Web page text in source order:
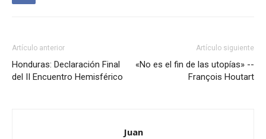
Artículo anterior
Honduras: Declaración Final
del II Encuentro Hemisférico
Artículo siguiente
«No es el fin de las utopías» --
François Houtart
Juan